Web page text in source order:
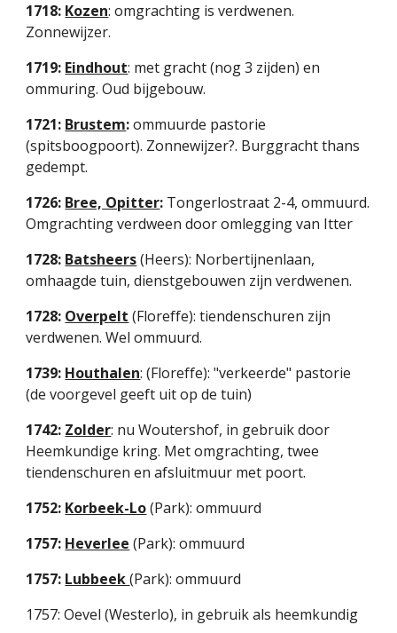
1718: Kozen: omgrachting is verdwenen.
Zonnewijzer.
1719: Eindhout: met gracht (nog 3 zijden) en
ommuring. Oud bijgebouw.
1721: Brustem: ommuurde pastorie
(spitsboogpoort). Zonnewijzer?. Burggracht thans
gedempt.
1726: Bree, Opitter: Tongerlostraat 2-4, ommuurd.
Omgrachting verdween door omlegging van Itter
1728: Batsheers (Heers): Norbertijnenlaan,
omhaagde tuin, dienstgebouwen zijn verdwenen.
1728: Overpelt (Floreffe): tiendenschuren zijn
verdwenen. Wel ommuurd.
1739: Houthalen: (Floreffe): "verkeerde" pastorie
(de voorgevel geeft uit op de tuin)
1742: Zolder: nu Woutershof, in gebruik door
Heemkundige kring. Met omgrachting, twee
tiendenschuren en afsluitmuur met poort.
1752: Korbeek-Lo (Park): ommuurd
1757: Heverlee (Park): ommuurd
1757: Lubbeek (Park): ommuurd
1757: Oevel (Westerlo), in gebruik als heemkundig